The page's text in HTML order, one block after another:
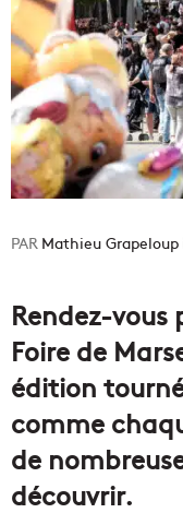
Mathieu Grapeloup
Rendez-vous
Foire de
édition
comme
de
découvrir.